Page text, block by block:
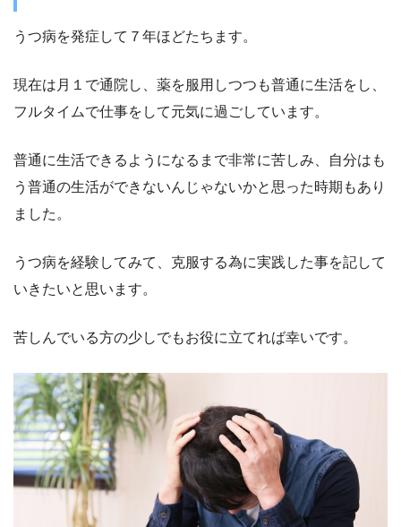
うつ病を発症して７年ほどたちます。
現在は月１で通院し、薬を服用しつつも普通に生活をし、
フルタイムで仕事をして元気に過ごしています。
普通に生活できるようになるまで非常に苦しみ、自分はも
う普通の生活ができないんじゃないかと思った時期もあり
ました。
うつ病を経験してみて、克服する為に実践した事を記して
いきたいと思います。
苦しんでいる方の少しでもお役に立てれば幸いです。